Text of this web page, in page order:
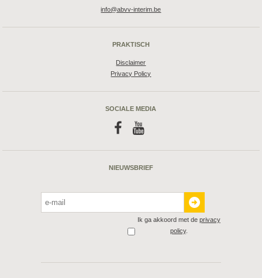
info@abvv-interim.be
PRAKTISCH
Disclaimer
Privacy Policy
SOCIALE MEDIA
f y
NIEUWSBRIEF
Ik ga akkoord met de privacy
policy.